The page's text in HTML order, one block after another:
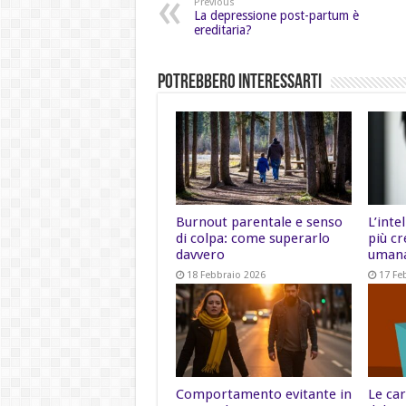
La depressione post-partum è
ereditaria?
Potrebbero Interessarti
Burnout parentale e senso
di colpa: come superarlo
davvero
18 Febbraio 2026
più
17
Comportamento evitante in
Le